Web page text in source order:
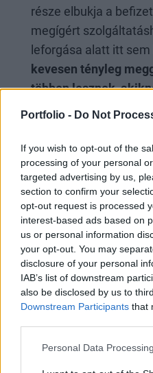
Portfolio - Do Not
If you wish to opt-out of the
processing of your personal
targeted advertising by us,
section to confirm your
opt-out request is processed
interest-based ads based on
us or personal information
your opt-out. You may
disclosure of your personal
IAB’s list of downstream
also be disclosed by us to
Downstream Participants that
Personal Data
része elbukja a
megígért
leforgása alatt itt
kevesen tényleg
többen lesznek,
Jobb, ha tisztában
nagyon kevés
kellően nagy
építeni ahhoz, hogy
belőle kiszedni. Egy
esek 50%-a egy év
otthagyja az üzletet
kkv-k "mindössze"
alatt) Ha ez nem jön
eurós egyszeri
tagdíjat bukhatjuk,
magyarázkodhatunk